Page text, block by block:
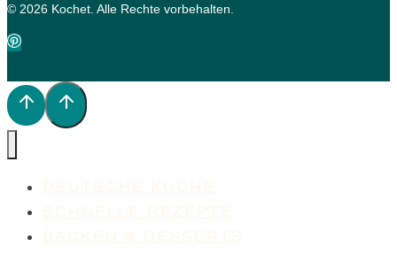
© 2026 Kochet. Alle Rechte vorbehalten.